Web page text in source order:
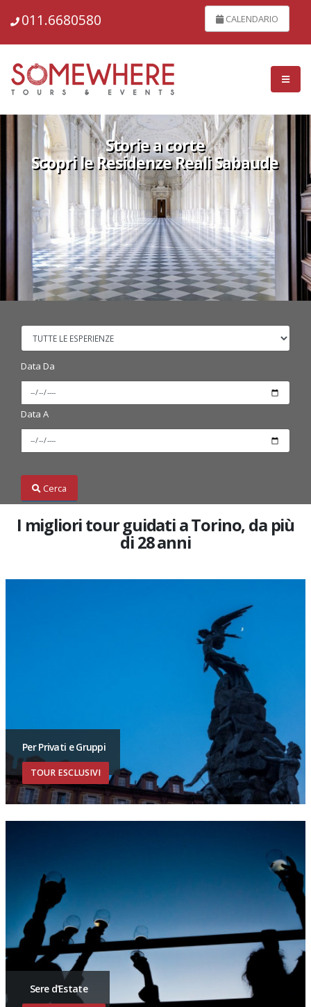
011.6680580 CALENDARIO
Storie a corte
Scopri le Residenze Reali Sabaude
Data Da
Data A
Cerca
I migliori tour guidati a Torino, da più
di 28 anni
Per Privati e Gruppi
TOUR ESCLUSIVI
Sere d'Estate